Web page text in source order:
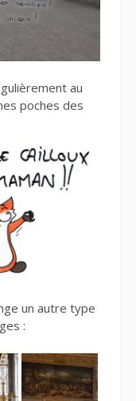
au
poches des
un autre type
: